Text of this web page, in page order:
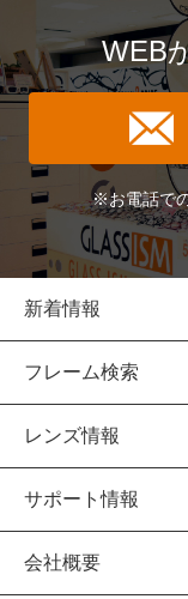
WEB
※お電話で
新着情報
フレーム検索
レンズ情報
サポート情報
会社概要